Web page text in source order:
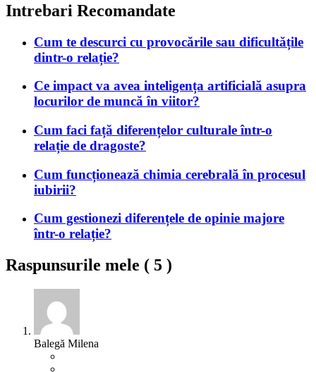
Intrebari Recomandate
Cum te descurci cu provocările sau dificultățile
dintr-o relație?
Ce impact va avea inteligența artificială asupra
locurilor de muncă în viitor?
Cum faci față diferențelor culturale într-o
relație de dragoste?
Cum funcționează chimia cerebrală în procesul
iubirii?
Cum gestionezi diferențele de opinie majore
într-o relație?
Raspunsurile mele ( 5 )
Balegă Milena